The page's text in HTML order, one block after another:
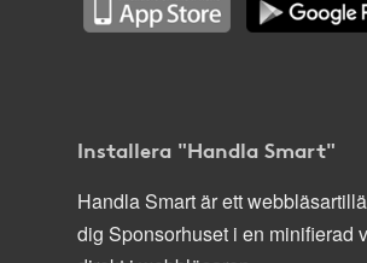
Installera "Handla Smart"
Handla Smart är ett
dig Sponsorhuset i en minifierad